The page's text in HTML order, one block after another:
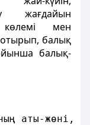
жағдайын
мен
балық
балық-
аты-жөнi,